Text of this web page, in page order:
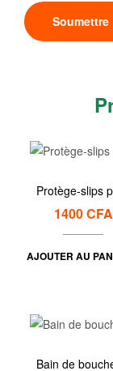
Protège-slips
1400CFA
AJOUTER AU
Bain de